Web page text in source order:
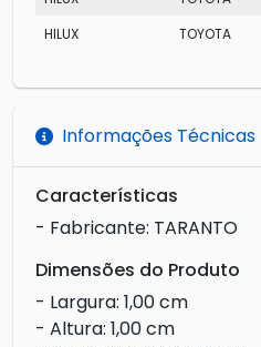
HILUX
TOYOTA
Informações Técnicas
Características
- Fabricante: TARANTO
Dimensões do Produto
- Largura: 1,00 cm
- Altura: 1,00 cm